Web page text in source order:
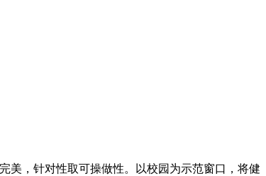
，针对性取可操做性。以校园为示范窗口，将健